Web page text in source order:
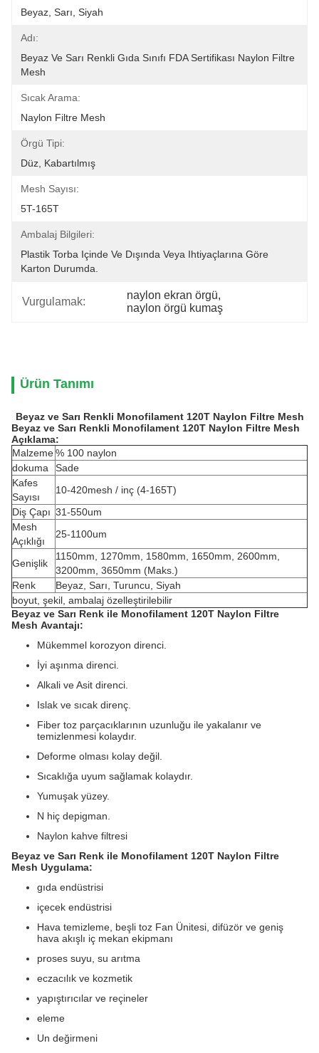
Beyaz, Sarı, Siyah
Adı:
Beyaz Ve Sarı Renkli Gıda Sınıfı FDA Sertifikası Naylon Filtre
Mesh
Sıcak Arama:
Naylon Filtre Mesh
Örgü Tipi:
Düz, Kabartılmış
Mesh Sayısı:
5T-165T
Ambalaj Bilgileri:
Plastik Torba Içinde Ve Dışında Veya Ihtiyaçlarına Göre
Karton Durumda.
Vurgulamak:
naylon ekran örgü,
naylon örgü kumaş
Ürün Tanımı
Beyaz ve Sarı Renkli Monofilament 120T Naylon Filtre Mesh
Beyaz ve Sarı Renkli Monofilament 120T Naylon Filtre Mesh
Açıklama:
Malzeme% 100 naylon
dokuma
Sade
Kafes
Sayısı
10-420mesh / inç (4-165T)
Diş Çapı 31-550um
Mesh
Açıklığı
25-1100um
Genişlik
1150mm, 1270mm, 1580mm, 1650mm, 2600mm,
3200mm, 3650mm (Maks.)
Renk
Beyaz, Sarı, Turuncu, Siyah
boyut, şekil, ambalaj özelleştirilebilir
Beyaz ve Sarı Renk ile Monofilament 120T Naylon Filtre
Mesh Avantajı:
Mükemmel korozyon direnci.
İyi aşınma direnci.
Alkali ve Asit direnci.
Islak ve sıcak direnç.
Fiber toz parçacıklarının uzunluğu ile yakalanır ve
temizlenmesi kolaydır.
Deforme olması kolay değil.
Sıcaklığa uyum sağlamak kolaydır.
Yumuşak yüzey.
N hiç depigman.
Naylon kahve filtresi
Beyaz ve Sarı Renk ile Monofilament 120T Naylon Filtre
Mesh Uygulama:
gıda endüstrisi
içecek endüstrisi
Hava temizleme, beşli toz Fan Ünitesi, difüzör ve geniş
hava akışlı iç mekan ekipmanı
proses suyu, su arıtma
eczacılık ve kozmetik
yapıştırıcılar ve reçineler
eleme
Un değirmeni